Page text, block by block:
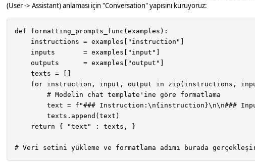
(User -> Assistant) anlaması için "Conversation" yapısını kuruyoruz:
def formatting_prompts_func(examples):
    instructions = examples["instruction"]
    inputs       = examples["input"]
    outputs      = examples["output"]
    texts = []
for instruction, input, output in zip(instructions,
        # Modelin chat template'ine göre formatlama
text = f"### Instruction:\n{instruction}\n\n###
        texts.append(text)
    return { "text" : texts, }
# Veri setini yükleme ve formatlama adımı burada